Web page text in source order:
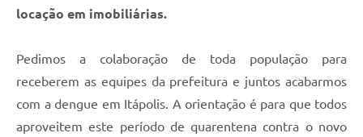
Transparência
Jornal
Agenda
locação em imobiliárias.
Pedimos a colaboração de toda população para
receberem as equipes da prefeitura e juntos acabarmos
com a dengue em Itápolis. A orientação é para que todos
aproveitem este período de quarentena contra o novo